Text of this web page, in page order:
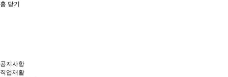
홈 닫기
공지사항
직업재활